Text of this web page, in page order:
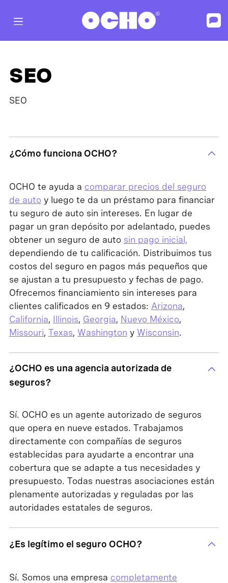
SEO
SEO
¿Cómo funciona OCHO?
OCHO te ayuda a comparar precios del seguro
de auto y luego te da un préstamo para financiar
tu seguro de auto sin intereses. En lugar de
pagar un gran depósito por adelantado, puedes
obtener un seguro de auto sin pago inicial,
dependiendo de tu calificación. Distribuimos tus
costos del seguro en pagos más pequeños que
se ajustan a tu presupuesto y fechas de pago.
Ofrecemos financiamiento sin intereses para
clientes calificados en 9 estados: Arizona,
California, Illinois, Georgia, Nuevo México,
Missouri, Texas, Washington y Wisconsin.
¿OCHO es una agencia autorizada de
seguros?
Sí. OCHO es un agente autorizado de seguros
que opera en nueve estados. Trabajamos
directamente con compañías de seguros
establecidas para ayudarte a encontrar una
cobertura que se adapte a tus necesidades y
presupuesto. Todas nuestras asociaciones están
plenamente autorizadas y reguladas por las
autoridades estatales de seguros.
¿Es legítimo el seguro OCHO?
Sí. Somos una empresa completamente